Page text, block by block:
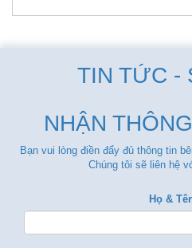
TIN TỨC -
NHẬN
Bạn vui lòng điền đẩy đủ thông tin
Chúng tôi sẽ liên hệ
Họ &